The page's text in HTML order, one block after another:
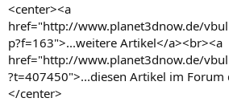
<center><a
href="http://www.planet3dnow.de/
p?f=163">...weitere Artikel</a><br><a
href="http://www.planet3dnow.de/
?t=407450">...diesen Artikel im Forum
</center>